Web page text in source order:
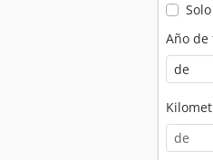
Año de